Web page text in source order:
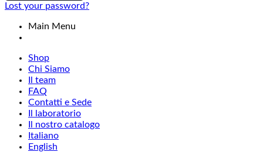
Lost your password?
Main Menu
Shop
Chi Siamo
Il team
FAQ
Contatti e Sede
Il laboratorio
Il nostro catalogo
Italiano
English